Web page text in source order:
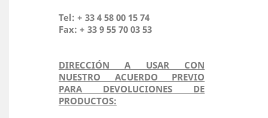
Tel: + 33 4 58 00 15 74
Fax: + 33 9 55 70 03 53
DIRECCIÓN A USAR CON
NUESTRO ACUERDO PREVIO
PARA DEVOLUCIONES DE
PRODUCTOS: